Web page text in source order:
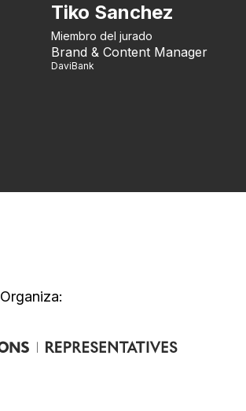
Tiko Sanchez
Miembro del jurado
Brand & Content Manager
DaviBank
Organiza: